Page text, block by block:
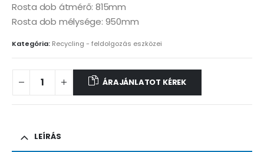
Rosta dob átmérő: 815mm
Rosta dob mélysége: 950mm
Kategória: Recycling - feldolgozás eszközei
ÁRAJÁNLATOT KÉREK
LEÍRÁS